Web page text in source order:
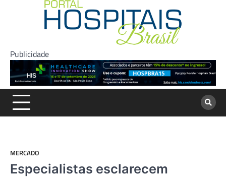
Publicidade
MERCADO
Especialistas esclarecem